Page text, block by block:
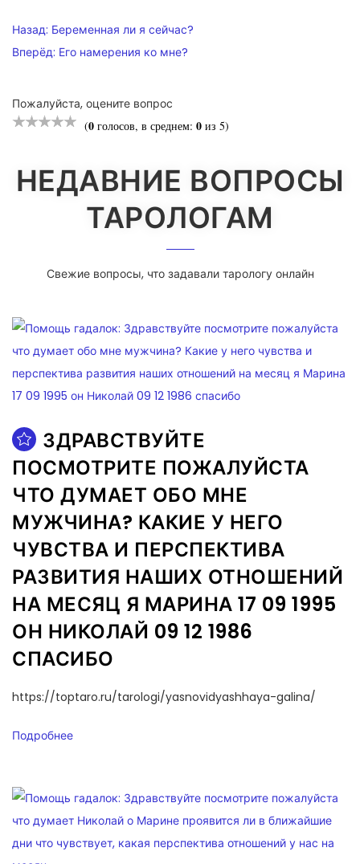
НАВИГАЦИЯ
ПО
Назад: Беременная ли я сейчас?
Вперёд: Его намерения ко мне?
Пожалуйста, оцените вопрос
(0 голосов, в среднем: 0 из 5)
НЕДАВНИЕ ВОПРОСЫ
ТАРОЛОГАМ
Свежие вопросы, что задавали тарологу онлайн
ЗДРАВСТВУЙТЕ
ПОСМОТРИТЕ ПОЖАЛУЙСТА
ЧТО ДУМАЕТ ОБО МНЕ
МУЖЧИНА? КАКИЕ У НЕГО
ЧУВСТВА И ПЕРСПЕКТИВА
РАЗВИТИЯ НАШИХ ОТНОШЕНИЙ
НА МЕСЯЦ Я МАРИНА 17 09 1995
ОН НИКОЛАЙ 09 12 1986
СПАСИБО
https://toptaro.ru/tarologi/yasnovidyashhaya-galina/
Подробнее